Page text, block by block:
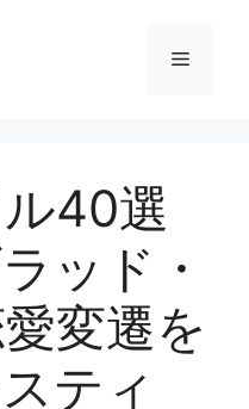
Menu
40選
ッド・
変遷を
ティ